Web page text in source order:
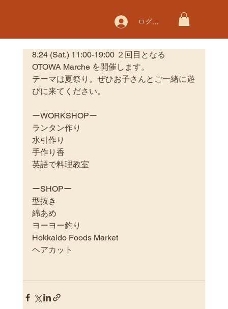
ログイン
8.24 (Sat.) 11:00-19:00 ２回目となる
OTOWA Marche を開催します。
テーマは夏祭り。ぜひお子さんとご一緒に遊
びに来てください。
ーWORKSHOPー
ランタン作り
水引作り
手作り香
英語で料理教室
ーSHOPー
型抜き
綿あめ
ヨーヨー釣り
Hokkaido Foods Market
ヘアカット